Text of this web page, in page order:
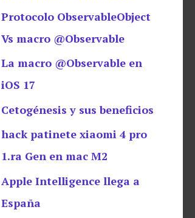
Protocolo ObservableObject
Vs macro @Observable
La macro @Observable en
iOS 17
Cetogénesis y sus beneficios
hack patinete xiaomi 4 pro
1.ra Gen en mac M2
Apple Intelligence llega a
España